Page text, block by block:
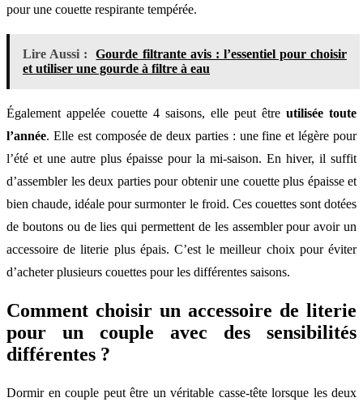
pour une couette respirante tempérée.
Lire Aussi :
Gourde filtrante avis : l’essentiel pour choisir
et utiliser une gourde à filtre à eau
Également appelée couette 4 saisons, elle peut être utilisée toute
l’année. Elle est composée de deux parties : une fine et légère pour
l’été et une autre plus épaisse pour la mi-saison. En hiver, il suffit
d’assembler les deux parties pour obtenir une couette plus épaisse et
bien chaude, idéale pour surmonter le froid. Ces couettes sont dotées
de boutons ou de lies qui permettent de les assembler pour avoir un
accessoire de literie plus épais. C’est le meilleur choix pour éviter
d’acheter plusieurs couettes pour les différentes saisons.
Comment choisir un accessoire de literie
pour un couple avec des sensibilités
différentes ?
Dormir en couple peut être un véritable casse-tête lorsque les deux